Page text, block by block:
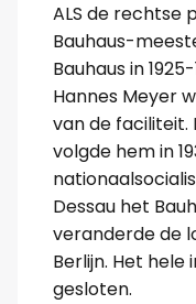
ALS de rechtse
Bauhaus-
Bauhaus in
Hannes Meyer
van de faciliteit.
volgde hem in
Dessau het
veranderde de
Berlijn. Het hele
gesloten.